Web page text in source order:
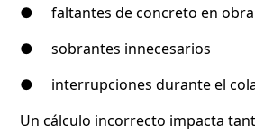
● faltantes de concreto en obra
● sobrantes innecesarios
● interrupciones durante el
Un cálculo incorrecto impacta